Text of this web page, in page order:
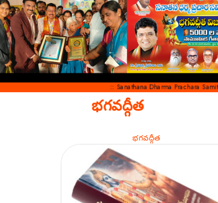
:: Sanathana Dharma Prachara Samithi ::
భగవద్గీత
భగవద్గీత